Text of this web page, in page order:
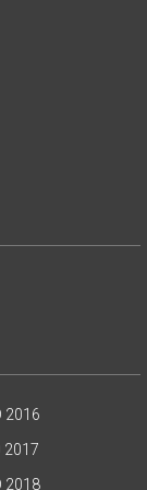
2016
2017
2018